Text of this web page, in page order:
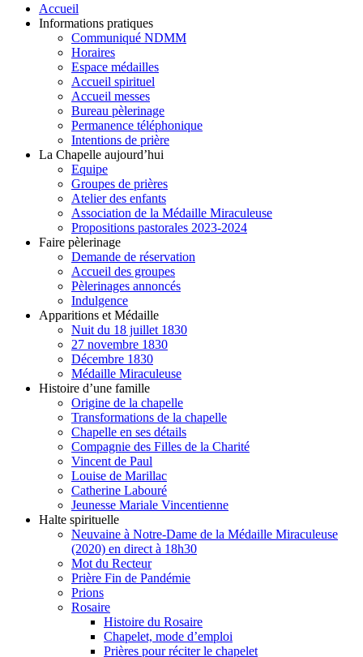
Accueil
Informations pratiques
Communiqué NDMM
Horaires
Espace médailles
Accueil spirituel
Accueil messes
Bureau pèlerinage
Permanence téléphonique
Intentions de prière
La Chapelle aujourd’hui
Equipe
Groupes de prières
Atelier des enfants
Association de la Médaille Miraculeuse
Propositions pastorales 2023-2024
Faire pèlerinage
Demande de réservation
Accueil des groupes
Pèlerinages annoncés
Indulgence
Apparitions et Médaille
Nuit du 18 juillet 1830
27 novembre 1830
Décembre 1830
Médaille Miraculeuse
Histoire d’une famille
Origine de la chapelle
Transformations de la chapelle
Chapelle en ses détails
Compagnie des Filles de la Charité
Vincent de Paul
Louise de Marillac
Catherine Labouré
Jeunesse Mariale Vincentienne
Halte spirituelle
Neuvaine à Notre-Dame de la Médaille Miraculeuse
(2020) en direct à 18h30
Mot du Recteur
Prière Fin de Pandémie
Prions
Rosaire
Histoire du Rosaire
Chapelet, mode d’emploi
Prières pour réciter le chapelet